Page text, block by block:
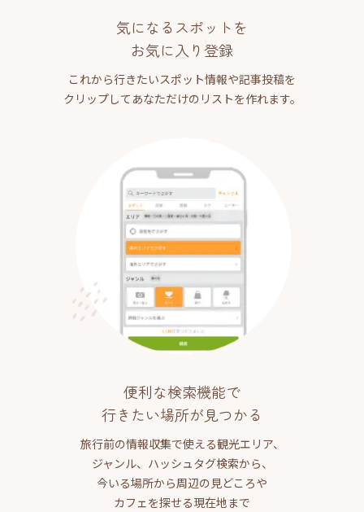
気になるスポットを
お気に入り登録
これから行きたいスポット情報や記事投稿を
クリップしてあなただけのリストを作れます。
便利な検索機能で
行きたい場所が見つかる
旅行前の情報収集で使える観光エリア、
ジャンル、ハッシュタグ検索から、
今いる場所から周辺の見どころや
カフェを探せる現在地まで